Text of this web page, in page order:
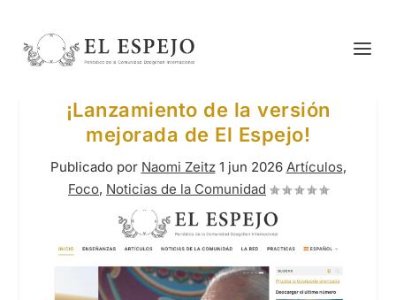
¡Lanzamiento de la versión
mejorada de El Espejo!
Publicado por Naomi Zeitz 1 jun 2026 Artículos,
Foco, Noticias de la Comunidad